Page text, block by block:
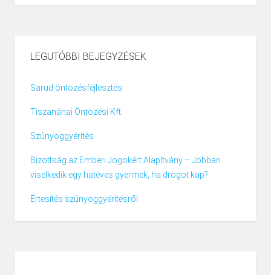
LEGUTÓBBI BEJEGYZÉSEK
Sarud öntözésfejlesztés
Tiszanánai Öntözési Kft.
Szúnyoggyérítés
Bizottság az Emberi Jogokért Alapítvány – Jobban
viselkedik egy hatéves gyermek, ha drogot kap?
Értesítés szúnyoggyérítésről